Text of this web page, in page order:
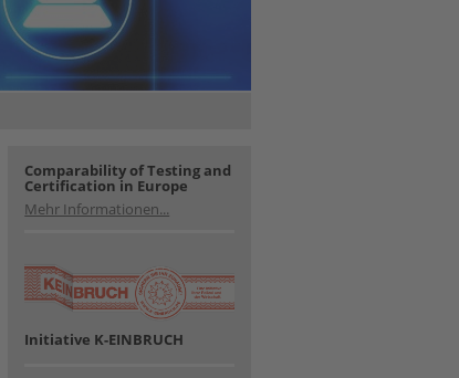
Comparability of Testing and
Certification in Europe
Mehr Informationen...
Initiative K-EINBRUCH